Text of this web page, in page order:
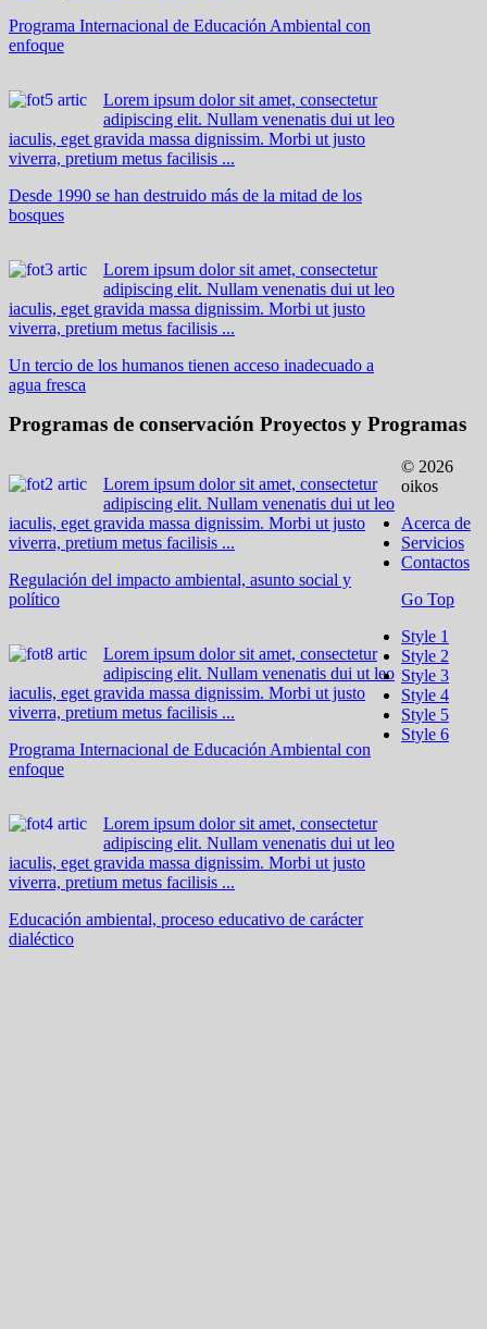
Programa Internacional de Educación Ambiental con
enfoque
Lorem ipsum dolor sit amet, consectetur
adipiscing elit. Nullam venenatis dui ut leo
iaculis, eget gravida massa dignissim. Morbi ut justo
viverra, pretium metus facilisis ...
Desde 1990 se han destruido más de la mitad de los
bosques
Lorem ipsum dolor sit amet, consectetur
adipiscing elit. Nullam venenatis dui ut leo
iaculis, eget gravida massa dignissim. Morbi ut justo
viverra, pretium metus facilisis ...
Un tercio de los humanos tienen acceso inadecuado a
agua fresca
Programas de conservación Proyectos y Programas
Lorem ipsum dolor sit amet, consectetur
adipiscing elit. Nullam venenatis dui ut leo
iaculis, eget gravida massa dignissim. Morbi ut justo
viverra, pretium metus facilisis ...
Regulación del impacto ambiental, asunto social y
político
Lorem ipsum dolor sit amet, consectetur
adipiscing elit. Nullam venenatis dui ut leo
iaculis, eget gravida massa dignissim. Morbi ut justo
viverra, pretium metus facilisis ...
Programa Internacional de Educación Ambiental con
enfoque
Lorem ipsum dolor sit amet, consectetur
adipiscing elit. Nullam venenatis dui ut leo
iaculis, eget gravida massa dignissim. Morbi ut justo
viverra, pretium metus facilisis ...
Educación ambiental, proceso educativo de carácter
dialéctico
© 2026
oikos
Acerca de
Servicios
Contactos
Go Top
Style 1
Style 2
Style 3
Style 4
Style 5
Style 6